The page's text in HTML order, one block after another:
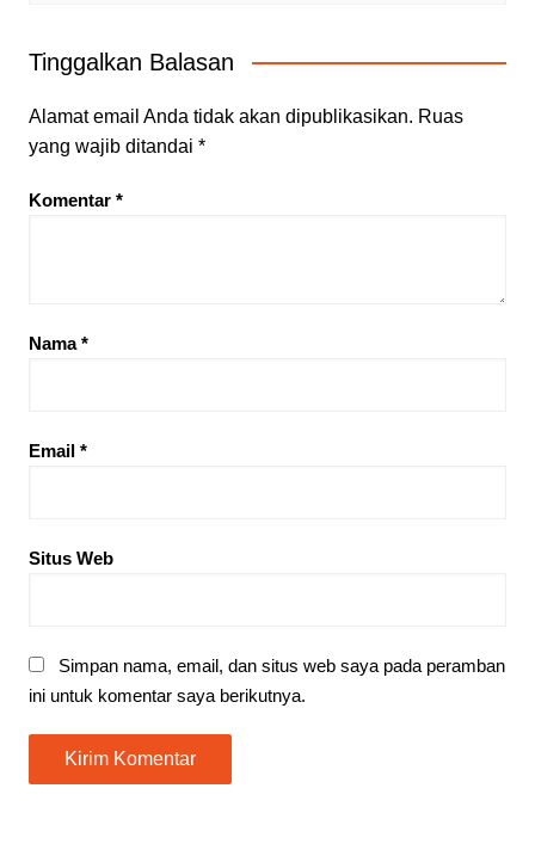
Tinggalkan Balasan
Alamat email Anda tidak akan dipublikasikan. Ruas
yang wajib ditandai *
Komentar *
Nama*
Email *
Situs Web
Simpan nama, email, dan situs web saya pada peramban
ini untuk komentar saya berikutnya.